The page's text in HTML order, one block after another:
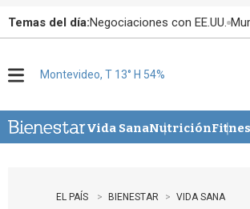
Temas del día:Negociaciones con EE.UU.
u
Montevideo, T 13° H 54%
Vida SanaNutrición
EL PAÍS BIENESTAR VIDA SANA